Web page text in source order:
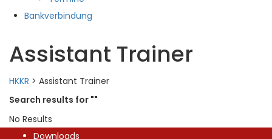
Bankverbindung
Assistant Trainer
HKKR > Assistant Trainer
Search results for ""
No Results
Downloads